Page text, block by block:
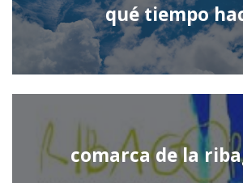
qué tiempo
comarca de la